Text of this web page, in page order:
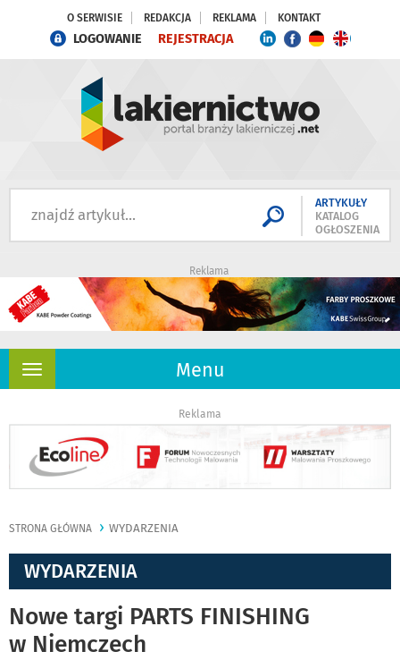
O SERWISIE REDAKCJA REKLAMA KONTAKT
LOGOWANIE REJESTRACJA
ARTYKUŁY
KATALOG
OGŁOSZENIA
Reklama
Menu
Rozwiń
Reklama
STRONA GŁÓWNA WYDARZENIA
WYDARZENIA
Nowe targi PARTS FINISHING
w Niemczech